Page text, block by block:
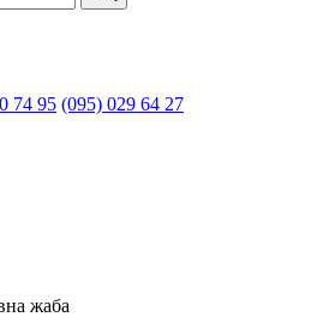
74 95 (095) 029 64 27
жаба